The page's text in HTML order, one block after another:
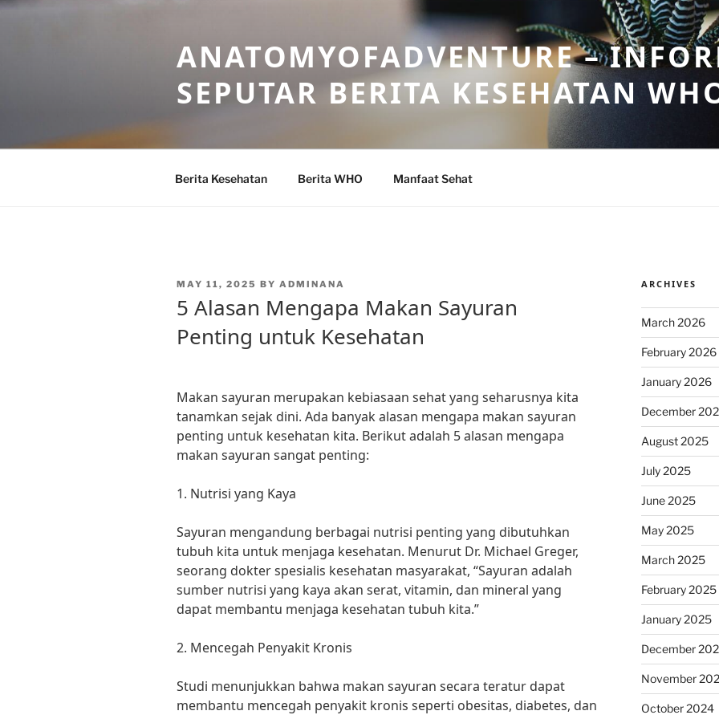
Skip
ANATOMYOFADVENTURE –
SEPUTAR BERITA KESEHATAN
Berita Kesehatan Berita WHO Manfaat Sehat
POSTED
MAY 11, 2025 BY ADMINANA
5 Alasan Mengapa Makan Sayuran
Penting untuk Kesehatan
Makan sayuran merupakan kebiasaan sehat yang seharusnya kita
tanamkan sejak dini. Ada banyak alasan mengapa makan sayuran
penting untuk kesehatan kita. Berikut adalah 5 alasan mengapa
makan sayuran sangat penting:
1. Nutrisi yang Kaya
Sayuran mengandung berbagai nutrisi penting yang dibutuhkan
tubuh kita untuk menjaga kesehatan. Menurut Dr. Michael Greger,
seorang dokter spesialis kesehatan masyarakat, “Sayuran adalah
sumber nutrisi yang kaya akan serat, vitamin, dan mineral yang
dapat membantu menjaga kesehatan tubuh kita.”
2. Mencegah Penyakit Kronis
Studi menunjukkan bahwa makan sayuran secara teratur dapat
membantu mencegah penyakit kronis seperti obesitas, diabetes, dan
ARCHIVES
March 2026
February 2026
January 2026
December
August 2025
July 2025
June 2025
May 2025
March 2025
February 2025
January 2025
December
November
October 2024